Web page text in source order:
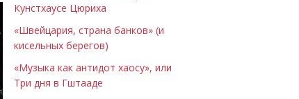
Кунстхаусе Цюриха
«Швейцария, страна банков» (и
кисельных берегов)
«Музыка как антидот хаосу», или
Три дня в Гштааде